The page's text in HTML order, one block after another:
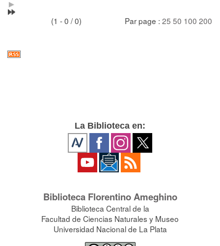
(1 - 0 / 0) Par page : 25 50 100 200
La Biblioteca en:
Biblioteca Florentino Ameghino
Biblioteca Central de la
Facultad de Ciencias Naturales y Museo
Universidad Nacional de La Plata